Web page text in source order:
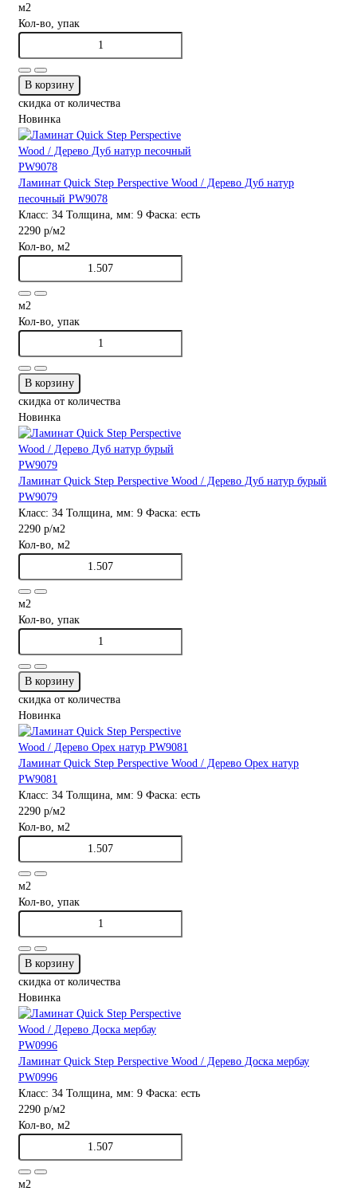
м2
Кол-во, упак
В корзину
скидка от количества
Новинка
Ламинат Quick Step Perspective Wood / Дерево Дуб натур
песочный PW9078
Класс: 34 Толщина, мм: 9 Фаска: есть
2290 р/м2
Кол-во, м2
м2
Кол-во, упак
В корзину
скидка от количества
Новинка
Ламинат Quick Step Perspective Wood / Дерево Дуб натур бурый
PW9079
Класс: 34 Толщина, мм: 9 Фаска: есть
2290 р/м2
Кол-во, м2
м2
Кол-во, упак
В корзину
скидка от количества
Новинка
Ламинат Quick Step Perspective Wood / Дерево Орех натур
PW9081
Класс: 34 Толщина, мм: 9 Фаска: есть
2290 р/м2
Кол-во, м2
м2
Кол-во, упак
В корзину
скидка от количества
Новинка
Ламинат Quick Step Perspective Wood / Дерево Доска мербау
PW0996
Класс: 34 Толщина, мм: 9 Фаска: есть
2290 р/м2
Кол-во, м2
м2